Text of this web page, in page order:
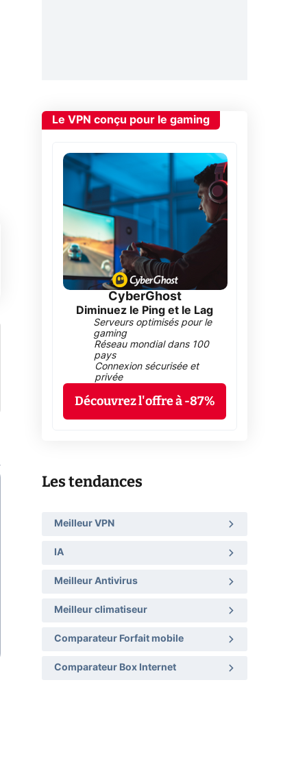
Le VPN conçu pour le gaming
CyberGhost
Diminuez le Ping et le Lag
Serveurs optimisés pour le
gaming
Réseau mondial dans 100
pays
Connexion sécurisée et
privée
Découvrez l'offre à -87%
Les tendances
Meilleur VPN
IA
Meilleur Antivirus
Meilleur climatiseur
Comparateur Forfait mobile
Comparateur Box Internet